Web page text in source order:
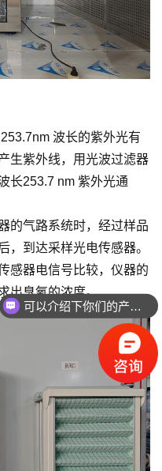
波长的紫外光有
生紫外线，用光波过滤器
长253.7 nm 紫外光通
的气路系统时，经过样品
，到达采样光电传感器。
感器电信号比较，仪器的
出臭氧的浓度。
你们是怎么收费的呢